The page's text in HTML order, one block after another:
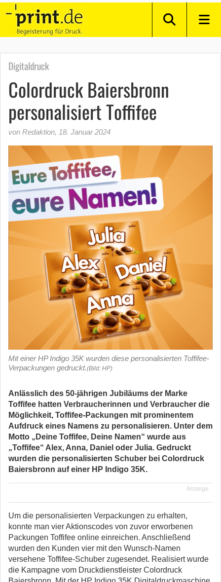
Digitaldruck
Colordruck Baiersbronn
personalisiert Toffifee
von Redaktion, 18. Januar 2024
Mit einer HP Indigo 35K wurden diese personalisierten Toffifee-
Verpackungen gedruckt.(Bild: HP)
Anlässlich des 50-jährigen Jubiläums der Marke
Toffifee hatten Verbraucherinnen und Verbraucher die
Möglichkeit, Toffifee-Packungen mit prominentem
Aufdruck eines Namens zu personalisieren. Unter dem
Motto „Deine Toffifee, Deine Namen“ wurde aus
„Toffifee“ Alex, Anna, Daniel oder Julia. Gedruckt
wurden die personalisierten Schuber bei Colordruck
Baiersbronn auf einer HP Indigo 35K.
Anzeige
Um die personalisierten Verpackungen zu erhalten,
konnte man vier Aktionscodes von zuvor erworbenen
Packungen Toffifee online einreichen. Anschließend
wurden den Kunden vier mit den Wunsch-Namen
versehene Toffifee-Schuber zugesendet. Realisiert wurde
die Kampagne vom Druckdienstleister Colordruck